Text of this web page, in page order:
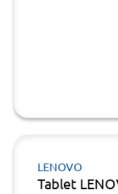
LENOVO
Tablet